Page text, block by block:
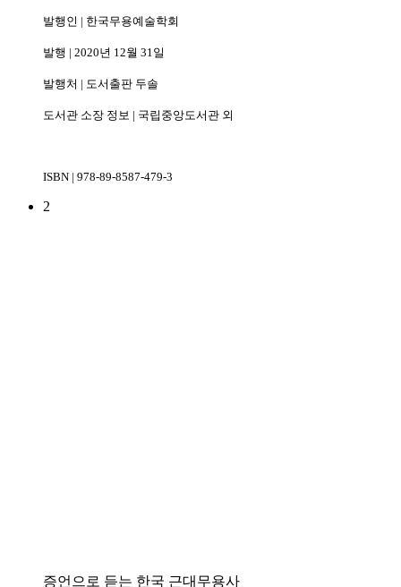
발행인 | 한국무용예술학회
발행 | 2020년 12월 31일
발행처 | 도서출판 두솔
도서관 소장 정보 | 국립중앙도서관 외
ISBN | 978-89-8587-479-3
2
증언으로 듣는 한국 근대무용사